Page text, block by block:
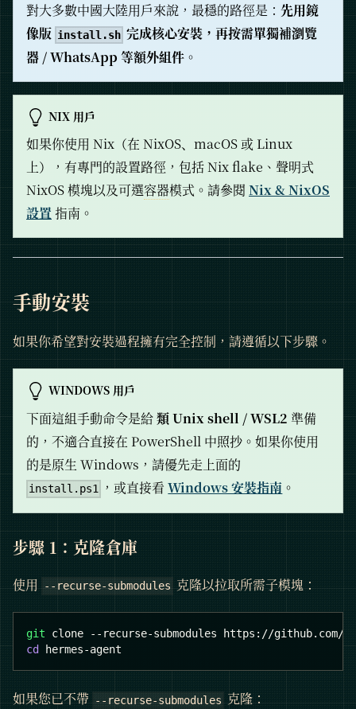
對大多數中國大陸用戶來說，最穩的路徑是： 先用鏡
像版 install.sh 完成核心安裝，再按需單獨補瀏覽
器 / WhatsApp 等額外組件 。
NIX 用戶
如果你使用 Nix（在 NixOS、macOS 或 Linux
上），有專門的設置路徑，包括 Nix flake、聲明式
NixOS 模塊以及可選容器模式。請參閱 Nix & NixOS
設置 指南。
手動安裝
如果你希望對安裝過程擁有完全控制，請遵循以下步驟。
WINDOWS 用戶
下面這組手動命令是給類 Unix shell / WSL2 準備
的，不適合直接在 PowerShell 中照抄。如果你使用
的是原生 Windows，請優先走上面的
install.ps1 ，或直接看Windows 安裝指南 。
步驟 1：克隆倉庫
使用 --recurse-submodules 克隆以拉取所需子模塊：
git clone --recurse-submodules https://github.com/
cd
hermes-agent
如果您已不帶 --recurse-submodules 克隆：